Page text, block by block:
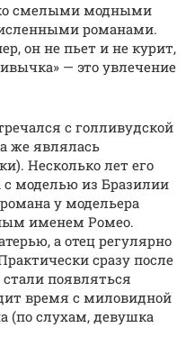
смелыми модными
романами.
он не пьет и не курит,
— это увлечение
с голливудской
же являлась
Несколько лет его
моделью из Бразилии
у модельера
именем Ромео.
а отец регулярно
сразу после
появляться
время с миловидной
(по слухам, девушка